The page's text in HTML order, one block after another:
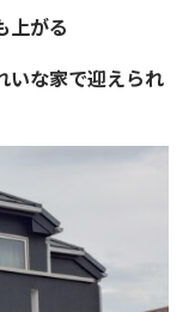
上がる
いな家で迎えられ